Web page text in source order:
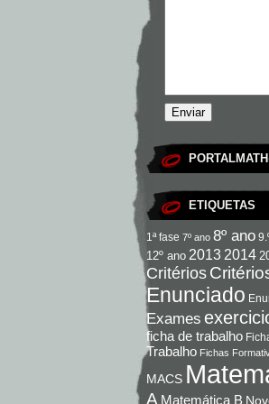
ETIQUETAS
1ª fase 7º ano 8º ano
12º ano 2013 2014
Critérios
Enunciado
Exames
ficha de trabalho
Trabalho Fichas
MACS
A Matemática B